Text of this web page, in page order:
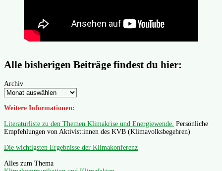
Alle bisherigen Beiträge findest du hier:
Archiv
Weitere Informationen:
Literaturliste zu den Themen Klimakrise und Energiewende. Persönliche
Empfehlungen von Aktivist:innen des KVB (Klimavolksbegehren)
Die wichtigsten Ergebnisse der Klimakonferenz
Alles zum Thema